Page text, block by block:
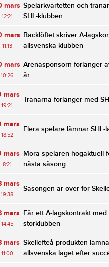
mars
12:21
Spelarkvartetten och
SHL-klubben
mars
11:13
Backlöftet skriver A-
allsvenska klubben
mars
10:26
Arenasponsorn förlänger
år
mars
19:21
Tränarna förlänger med
mars
18:52
Flera spelare lämnar SHL-
mars
8:21
Mora-spelaren högaktuell
nästa säsong
mars
19:38
Säsongen är över för
mars
14:45
Får ett A-lagskontrakt
storklubben
mars
11:00
Skellefteå-produkten
allsvenska laget efter